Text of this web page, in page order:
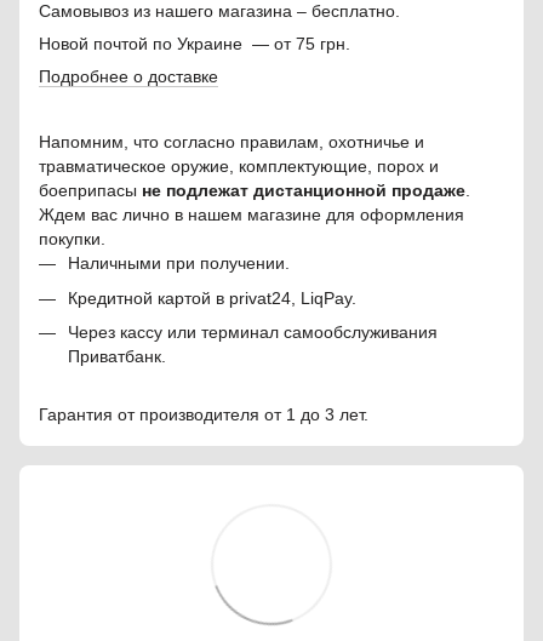
Самовывоз из нашего магазина – бесплатно.
Новой почтой по Украине — от 75 грн.
Подробнее о доставке
Напомним, что согласно правилам, охотничье и
травматическое оружие, комплектующие, порох и
боеприпасы не подлежат дистанционной продаже
Ждем вас лично в нашем магазине для оформления
покупки.
Наличными при получении.
Кредитной картой в privat24, LiqPay.
Через кассу или терминал самообслуживания
Приватбанк.
Гарантия от производителя от 1 до 3 лет.